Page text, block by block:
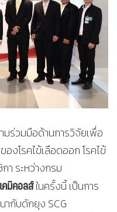
ร่วมมือด้านการวิจัยเพื่อ
งโรคไข้เลือดออก โรคไข้
า ระหว่างกรม
เคมิคอลส์ในครั้งนี้ เป็นการ
กับดักยุง SCG